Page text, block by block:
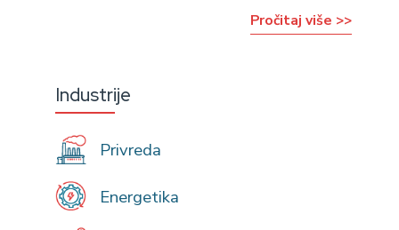
Pročitaj više >>
Industrije
Privreda
Energetika